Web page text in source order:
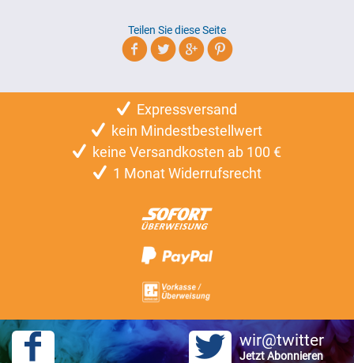
Teilen Sie diese Seite
Expressversand
kein Mindestbestellwert
keine Versandkosten ab 100 €
1 Monat Widerrufsrecht
wir@twitter
Jetzt Abonnieren